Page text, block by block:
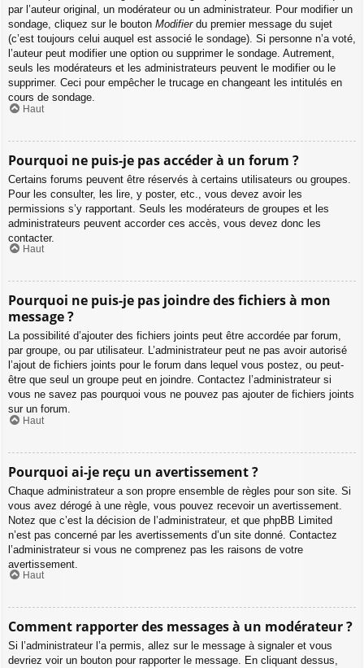
par l’auteur original, un modérateur ou un administrateur. Pour modifier un
sondage, cliquez sur le bouton Modifierdu premier message du sujet
(c’est toujours celui auquel est associé le sondage). Si personne n’a voté,
l’auteur peut modifier une option ou supprimer le sondage. Autrement,
seuls les modérateurs et les administrateurs peuvent le modifier ou le
supprimer. Ceci pour empêcher le trucage en changeant les intitulés en
cours de sondage.
Haut
Pourquoi ne puis-je pas accéder à un forum ?
Certains forums peuvent être réservés à certains utilisateurs ou groupes.
Pour les consulter, les lire, y poster, etc., vous devez avoir les
permissions s’y rapportant. Seuls les modérateurs de groupes et les
administrateurs peuvent accorder ces accès, vous devez donc les
contacter.
Haut
Pourquoi ne puis-je pas joindre des fichiers à mon
message ?
La possibilité d’ajouter des fichiers joints peut être accordée par forum,
par groupe, ou par utilisateur. L’administrateur peut ne pas avoir autorisé
l’ajout de fichiers joints pour le forum dans lequel vous postez, ou peut-
être que seul un groupe peut en joindre. Contactez l’administrateur si
vous ne savez pas pourquoi vous ne pouvez pas ajouter de fichiers joints
sur un forum.
Haut
Pourquoi ai-je reçu un avertissement ?
Chaque administrateur a son propre ensemble de règles pour son site. Si
vous avez dérogé à une règle, vous pouvez recevoir un avertissement.
Notez que c’est la décision de l’administrateur, et que phpBB Limited
n’est pas concerné par les avertissements d’un site donné. Contactez
l’administrateur si vous ne comprenez pas les raisons de votre
avertissement.
Haut
Comment rapporter des messages à un modérateur ?
Si l’administrateur l’a permis, allez sur le message à signaler et vous
devriez voir un bouton pour rapporter le message. En cliquant dessus,